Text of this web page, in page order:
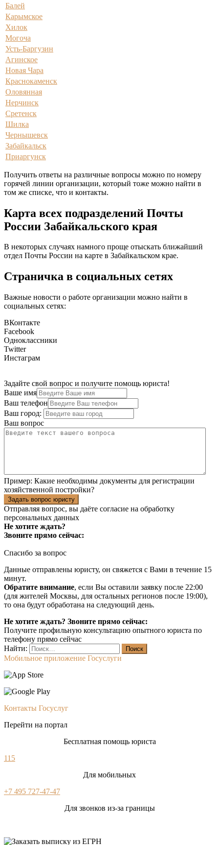
Балей
Карымское
Хилок
Могоча
Усть-Баргузин
Агинское
Новая Чара
Краснокаменск
Оловянная
Нерчинск
Сретенск
Шилка
Чернышевск
Забайкальск
Приаргунск
Получить ответы на различные вопросы можно по номеру
горячей линии организации, который тоже можно найти в
том же списке, что и контакты.
Карта всех подразделений Почты
России Забайкальского края
В некоторых случаях намного проще отыскать ближайший
отдел Почты России на карте в Забайкальском крае.
Страничка в социальных сетях
Важные новости о работе организации можно найти в
социальных сетях:
ВКонтакте
Facebook
Одноклассники
Twitter
Инстаграм
Задайте свой вопрос и получите помощь юриста!
Ваше имя
Ваш телефон
Ваш город:
Ваш вопрос
Пример: Какие необходимы документы для регистрации
хозяйственной постройки?
Задать вопрос юристу
Отправляя вопрос, вы даёте согласие на обработку
персональных данных
Не хотите ждать?
Звоните прямо сейчас:
Спасибо за вопрос
Данные отправлены юристу, он свяжется с Вами в течение 15
минут.
Обратите внимание, если Вы оставили заявку после 22:00
(для жителей Москвы, для остальных регионов после 19:00),
то она будут обработана на следующий день.
Не хотите ждать? Звоните прямо сейчас:
Получите профильную консультацию опытного юриста по
телефону прямо сейчас
Найти:
Мобильное приложение Госуслуги
Контакты Госуслуг
Перейти на портал
Бесплатная помощь юриста
115
Для мобильных
+7 495 727-47-47
Для звонков из-за границы